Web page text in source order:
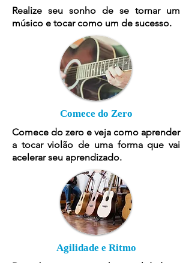
Realize seu sonho de se tornar um
músico e tocar como um de sucesso.
Comece do Zero
Comece do zero e veja como aprender
a tocar violão de uma forma que vai
acelerar seu aprendizado.
Agilidade e Ritmo